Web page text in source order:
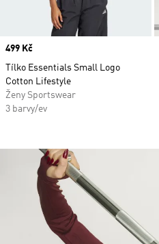
Price
499 Kč
Tílko Essentials Small Logo
Cotton Lifestyle
Ženy Sportswear
3 barvy/ev